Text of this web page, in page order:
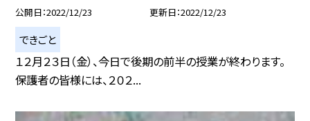
公開日 2022/12/23 更新日 2022/12/23
できごと
１２月２３日（金）、今日で後期の前半の授業が終わります。
保護者の皆様には、２０２...